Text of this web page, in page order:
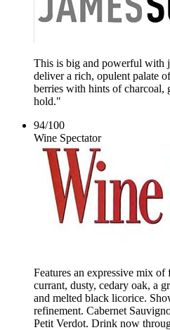
This is big and powerful with
deliver a rich, opulent palate
berries with hints of charcoal,
hold."
94/100
Wine Spectator
Features an expressive mix
currant, dusty, cedary oak, a
and melted black licorice.
refinement. Cabernet
Petit Verdot. Drink now